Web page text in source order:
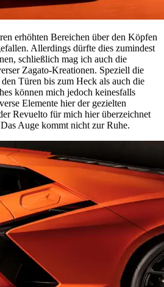
erhöhten Bereichen über den Köpfen
Allerdings dürfte dies zumindest
schließlich mag ich auch die
Zagato-Kreationen. Speziell die
Türen bis zum Heck als auch die
können mich jedoch keinesfalls
Elemente hier der gezielten
Revuelto für mich hier überzeichnet
Auge kommt nicht zur Ruhe.